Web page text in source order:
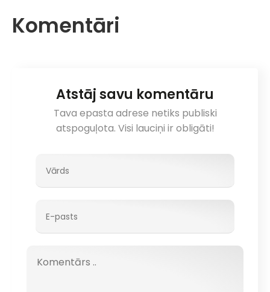
Komentāri
Atstāj savu komentāru
Tava epasta adrese netiks publiski
atspoguļota. Visi lauciņi ir obligāti!